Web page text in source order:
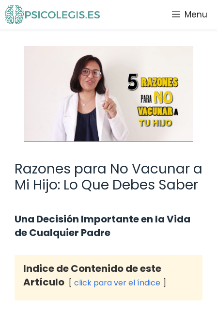
Saltar
al
Menu
Razones para No Vacunar a
Mi Hijo: Lo Que Debes Saber
Una Decisión Importante en la Vida
de Cualquier Padre
Indice de Contenido de este
Artículo
click para ver el índice